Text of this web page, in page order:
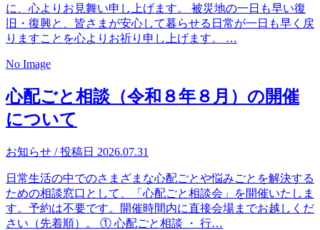
に、心よりお見舞い申し上げます。 被災地の一日も早い復
旧・復興と、皆さまが安心して暮らせる日常が一日も早く戻
りますことを心よりお祈り申し上げます。 …
No Image
心配ごと相談（令和８年８月）の開催
について
お知らせ / 投稿日 2026.07.31
日常生活の中でのさまざまな心配ごとや悩みごとを解決する
ための相談窓口として、「心配ごと相談会」を開催いたしま
す。予約は不要です。開催時間内に直接会場までお越しくだ
さい（先着順）。 ① 心配ごと相談 ・ 行…